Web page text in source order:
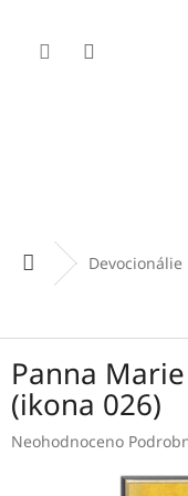
obsah
Domů Devocionálie
Panna
(ikona 026)
Průměrné
Neohodnoceno